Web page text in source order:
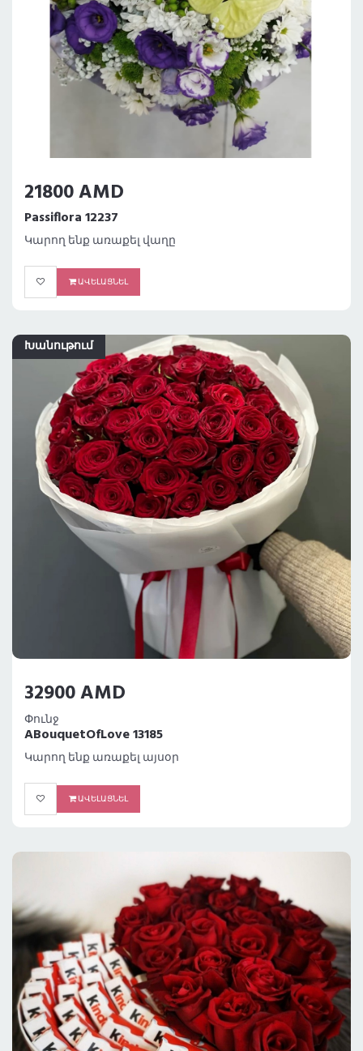
21800 AMD
Passiflora 12237
Կարող ենք առաքել վաղը
ԱՎԵԼԱՑՆԵԼ
Խանութում
32900 AMD
Փունջ
ABouquetOfLove 13185
Կարող ենք առաքել այսօր
ԱՎԵԼԱՑՆԵԼ